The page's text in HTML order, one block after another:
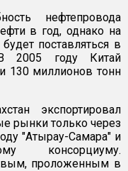
нефтепровода
в год, однако на
поставляться в
2005 году Китай
130 миллионов тонн
экспортировал
рынки только через
"Атырау-Самара" и
консорциуму.
проложенным в